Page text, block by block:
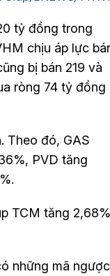
tỷ đồng trong
chịu áp lực
bị bán 219 và
ròng 74 tỷ đồng
Theo đó, GAS
PVD tăng
TCM tăng
những mã ngược